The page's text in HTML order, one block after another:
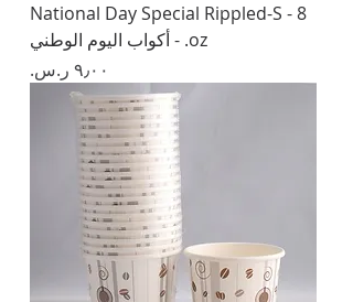
National Day Special Rippled-S - 8
oz. - أكواب اليوم الوطني
السعر